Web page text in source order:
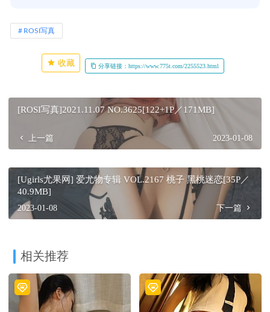
ROSI写真
收藏 分享链接：https://www.775t.com/2255523.html
[ROSI写真]2021.11.07 NO.3625[122+1P／171MB]
上一篇 2023-01-08
[Ugirls尤果网] 爱尤物专辑 VOL.2167 桃子 黑桃迷恋[35P／
40.9MB]
2023-01-08 下一篇
相关推荐